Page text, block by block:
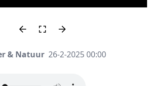
& Natuur 26-2-2025 00:00